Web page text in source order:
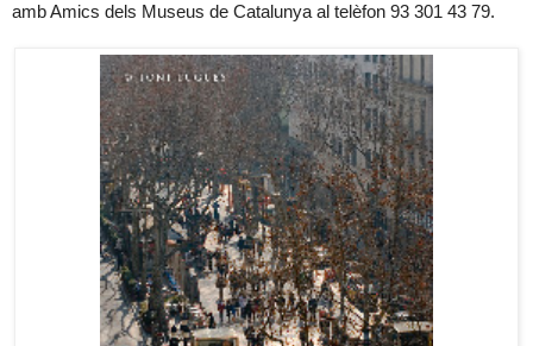
amb Amics dels Museus de Catalunya al telèfon 93 301 43 79.